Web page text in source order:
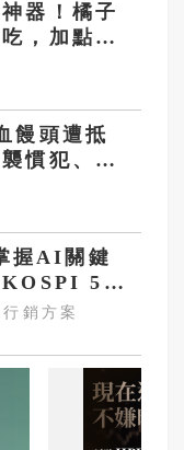
器！橘子
，加點這
天下降
饅頭遭抵
慣犯、中
握AI關鍵
KOSPI 50
銷方案